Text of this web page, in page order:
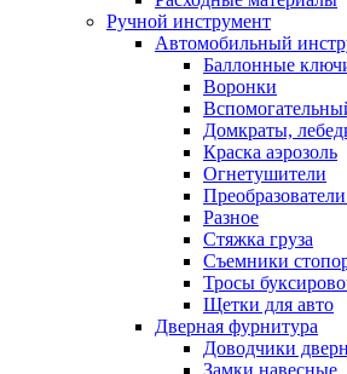
Ручной инструмент
Автомобильный
Баллонные
Воронки
Домкраты,
Краска аэрозоль
Огнетушители
Разное
Стяжка груза
Съемники
Тросы
Щетки для авто
Дверная фурнитура
Доводчики
Замки навесные